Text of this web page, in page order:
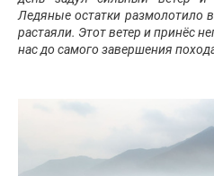
Ледяные остатки размолотило
растаяли. Этот ветер и принёс
нас до самого завершения